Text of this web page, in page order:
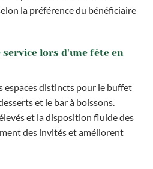
la préférence du bénéficiaire
lors d’une fête en
espaces distincts pour le buffet
et le bar à boissons.
et la disposition fluide des
des invités et améliorent